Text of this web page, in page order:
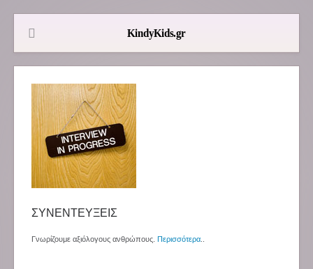
ΣΥΝΕΝΤΕΥΞΕΙΣ
Γνωρίζουμε αξιόλογους ανθρώπους. Περισσότερα